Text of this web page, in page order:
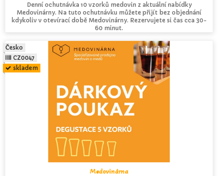
Denní ochutnávka 10 vzorků medovin z aktuální nabídky
Medovinárny. Na tuto ochutnávku můžete přijít bez objednání
kdykoliv v otevírací době Medovinárny. Rezervujete si čas cca 30-
60 minut.
Medovinárna
Česko
CZ0047
skladem